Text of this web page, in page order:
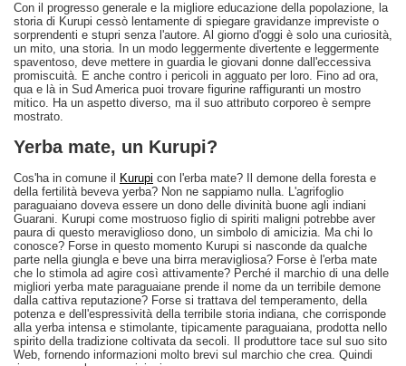
Con il progresso generale e la migliore educazione della popolazione, la
storia di Kurupi cessò lentamente di spiegare gravidanze impreviste o
sorprendenti e stupri senza l'autore. Al giorno d'oggi è solo una curiosità,
un mito, una storia. In un modo leggermente divertente e leggermente
spaventoso, deve mettere in guardia le giovani donne dall'eccessiva
promiscuità. E anche contro i pericoli in agguato per loro. Fino ad ora,
qua e là in Sud America puoi trovare figurine raffiguranti un mostro
mitico. Ha un aspetto diverso, ma il suo attributo corporeo è sempre
mostrato.
Yerba mate, un Kurupi?
Cos'ha in comune il Kurupi con l'erba mate? Il demone della foresta e
della fertilità beveva yerba? Non ne sappiamo nulla. L'agrifoglio
paraguaiano doveva essere un dono delle divinità buone agli indiani
Guarani. Kurupi come mostruoso figlio di spiriti maligni potrebbe aver
paura di questo meraviglioso dono, un simbolo di amicizia. Ma chi lo
conosce? Forse in questo momento Kurupi si nasconde da qualche
parte nella giungla e beve una birra meravigliosa? Forse è l'erba mate
che lo stimola ad agire così attivamente? Perché il marchio di una delle
migliori yerba mate paraguaiane prende il nome da un terribile demone
dalla cattiva reputazione? Forse si trattava del temperamento, della
potenza e dell'espressività della terribile storia indiana, che corrisponde
alla yerba intensa e stimolante, tipicamente paraguaiana, prodotta nello
spirito della tradizione coltivata da secoli. Il produttore tace sul suo sito
Web, fornendo informazioni molto brevi sul marchio che crea. Quindi